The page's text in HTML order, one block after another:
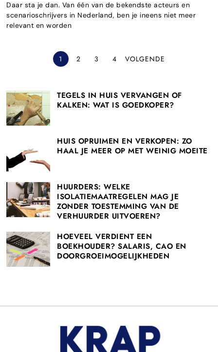
Daar sta je dan. Van één van de bekendste acteurs en
scenarioschrijvers in Nederland, ben je ineens niet meer
relevant en worden
1 2 3 4 VOLGENDE
TEGELS IN HUIS VERVANGEN OF
KALKEN: WAT IS GOEDKOPER?
HUIS OPRUIMEN EN VERKOPEN: ZO
HAAL JE MEER OP MET WEINIG MOEITE
HUURDERS: WELKE
ISOLATIEMAATREGELEN MAG JE
ZONDER TOESTEMMING VAN DE
VERHUURDER UITVOEREN?
HOEVEEL VERDIENT EEN
BOEKHOUDER? SALARIS, CAO EN
DOORGROEIMOGELIJKHEDEN